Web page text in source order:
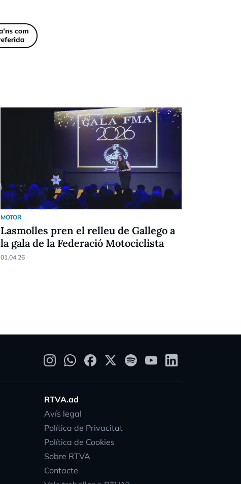
MOTOR
Lasmolles pren el relleu de Gallego a
la gala de la Federació Motociclista
01.04.26
RTVA.ad
Avís legal
Política de Privacitat
Política de Cookies
Sobre RTVA
Contacte